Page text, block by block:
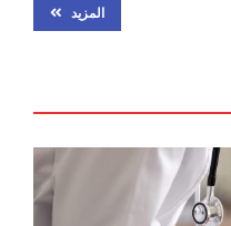
المزيد